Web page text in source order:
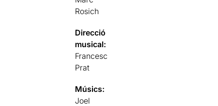
Rosich
Direcció
musical:
Francesc
Prat
Músics:
Joel